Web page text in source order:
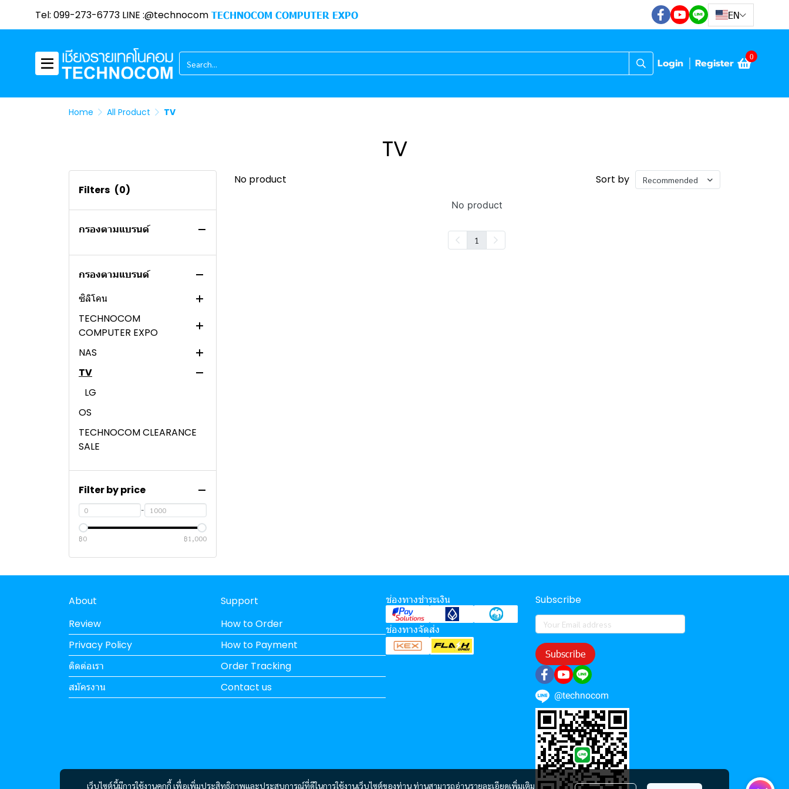
Tel: 099-273-6773 LINE :@technocom TECHNOCOM COMPUTER EXPO EN
Login Register 0
Home All Product TV
TV
Filters (0)
กรองตามแบรนด์
กรองตามแบรนด์
Paper shredder
Deli
MICROSOFT
MICROSOFT OFFICE
Electrical appliance
ACER
CARD READER/HUB USB
DAHUA
ASUS
TAPO
คอมประกอบ
CPU Promotion
Promotion Mainboard
Gaming Gear Promotion
Ram Promotion
Printer Promotino
Monitor Promotion
Notebook Promotion
All in One Pc Promotion
Graphic Card Promotion
BROTHER
อแดปเตอร์
INNERGIE
EZDIY - FAB
ไมโครโฟน / ลำโพง
BMB
ซิลิโคน
ROG
GELID SOLUTIONS
ARCTIC
TECHNOCOM
COMPUTER EXPO
COMPUTER / ALL IN ONE
PC
COOLING
CASE
SSD
MAINBOARD
NOTEBOOK
NAS
SYNOLOGY
TV
LG
OS
TECHNOCOM CLEARANCE
SALE
HP NOTEBOOK
HP NOTEBOOK (AMD)
HP NOTEBOOK (INTEL)
ASUS NOTEBOOK
ASUS NOTEBOOK (AMD)
ASUS NOTBOOK (INTEL)
MSI NOTEBOOK
MSI NOTEBOOK (AMD)
(AMD)
LENOVO NOTEBOOK
(INTEL)
ACER NOTEBOOK
(INTEL)
ACER NOTEBOOK (AMD)
APPLE MACBOOK
หน้าจอคอมพิวเตอร์
DAHUA
ACER
DELL
ASUS
HP
LENOVO
MSI
คอมพิวเตอร์/PC
MSI
ACER (AMD)
LEMEL PC
LEMEL PC (AMD)
LEMEL PC (INTEL)
LENOVO PC
LENOVO PC (AMD)
LENOVO PC (INTEL)
DELL PC
DELL PC (AMD)
DELL PC (INTEL)
ASUS PC
NVIDIA
APPLE
คอมพิวเตอร์ออลอินวัน
LENOVO (INTEL)
HP (AMD)
HP (INTEL)
ASUS
ASUS (AMD)
ASUS (INTEL)
DELL
DELL (AMD)
DELL (INTEL)
เครื่องพิมพ์
HP
BROTHER
CANON
FUJIFILM
ASROCK
POWER COLOR
XFX
COLORFUL
SAPPHIRE
INTEL
INNO3D
AMD
INTEL
SERVER
LENOVO
DELL
เคส
ZOTAC
DEEPCOOL
Jonsbo
XIGMATEK
THERMALTAKE
โปรเจ็คเตอร์
VIEWSONIC
EPSON
PORT HUB
ASUS
ชุดระบายความร้อน
PANTUM
XEROX
INTEL
QPOS
เครื่องฟอกอากาศ
Xiaomi
PROJECTOR
Filter by price
-
฿0 ฿1,000
No product Sort by Recommended
No product
1
เว็บไซต์นี้มีการใช้งานคุกกี้ เพื่อเพิ่มประสิทธิภาพและประสบการณ์ที่ดีในการใช้งานเว็บไซต์ของท่าน ท่านสามารถอ่านรายละเอียดเพิ่มเติม
About
Review
Privacy Policy
ติดต่อเรา
สมัครงาน
Support
How to Order
How to Payment
Order Tracking
Contact us
ช่องทางชำระเงิน
ช่องทางจัดส่ง
Subscribe
Subscribe
@technocom